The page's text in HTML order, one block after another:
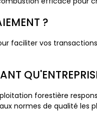
?
faciliter vos
forestière
normes de qualité